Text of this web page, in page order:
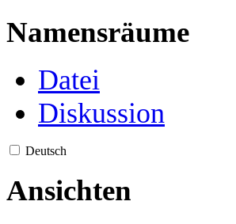
Namensräume
Datei
Diskussion
Deutsch
Ansichten